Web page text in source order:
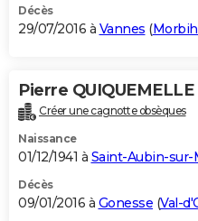
Décès
29/07/2016 à Vannes (
Pierre QUIQUEMELLE
Créer une cagnotte obsèques
Naissance
01/12/1941 à Saint-Aubin-sur-
Décès
09/01/2016 à Gonesse (Val-